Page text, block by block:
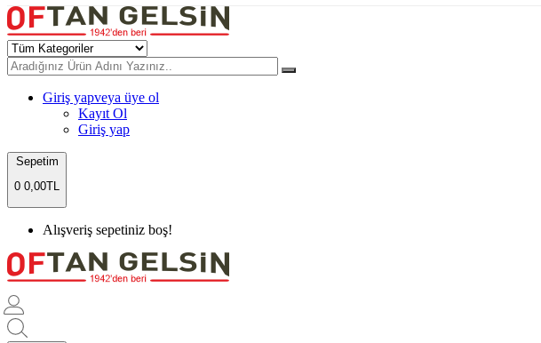
Giriş yapveya üye ol
Kayıt Ol
Giriş yap
Sepetim
0 0,00TL
Alışveriş sepetiniz boş!